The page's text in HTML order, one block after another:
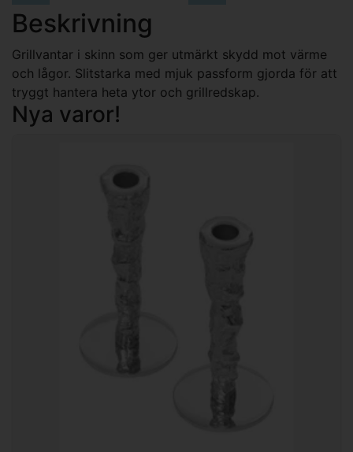
Beskrivning
Grillvantar i skinn som ger utmärkt skydd mot värme
och lågor. Slitstarka med mjuk passform gjorda för att
tryggt hantera heta ytor och grillredskap.
Nya varor!